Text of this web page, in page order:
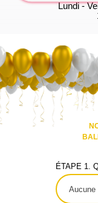
Lundi -
ÉTAPE 1.